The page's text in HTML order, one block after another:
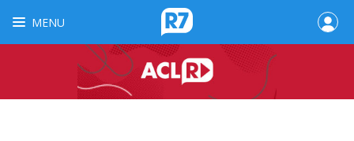
MENU